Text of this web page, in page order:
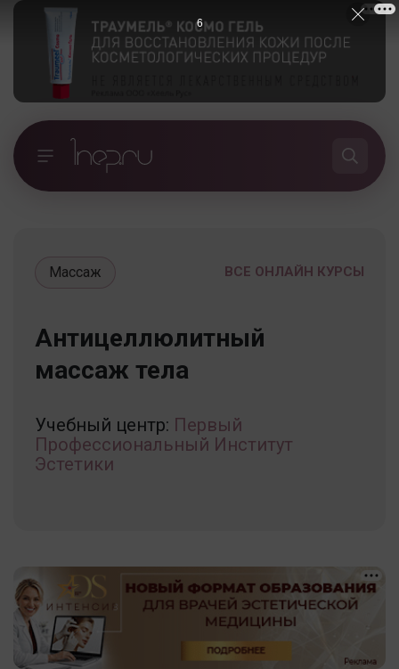
ВСЕ ОНЛАЙН КУРСЫ
Массаж
Антицеллюлитный
массаж тела
Учебный центр: Первый
Профессиональный Институт
Эстетики
5